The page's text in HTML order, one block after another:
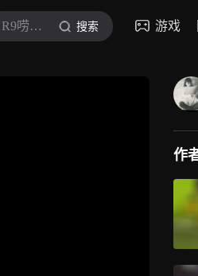
R9唠会儿嗑 搜索 游戏
作